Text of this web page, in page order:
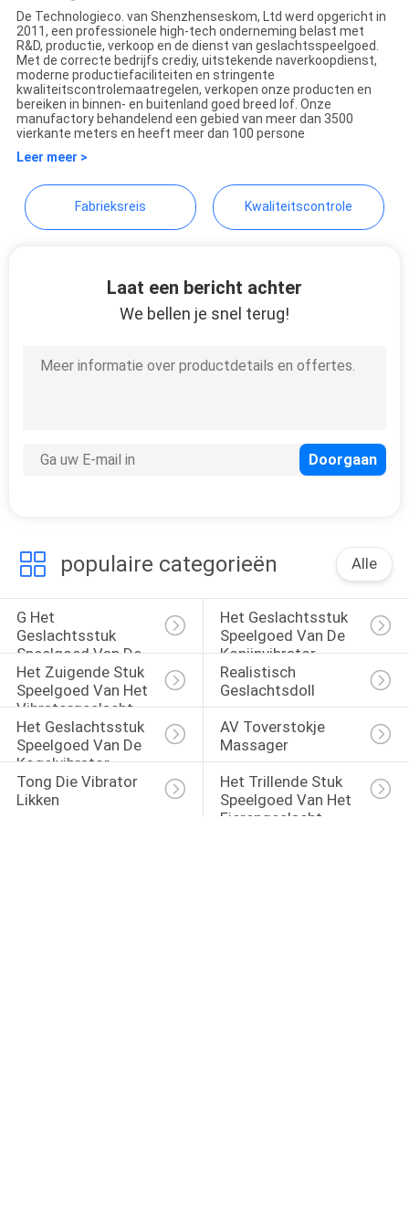
SHENZHEN SESKOM
TECHNOLOGY CO.,LTD.
De Technologieco. van Shenzhenseskom, Ltd werd opgericht in
2011, een professionele high-tech onderneming belast met
R&D, productie, verkoop en de dienst van geslachtsspeelgoed.
Met de correcte bedrijfs crediy, uitstekende naverkoopdienst,
moderne productiefaciliteiten en stringente
kwaliteitscontrolemaatregelen, verkopen onze producten en
bereiken in binnen- en buitenland goed breed lof. Onze
manufactory behandelend een gebied van meer dan 3500
vierkante meters en heeft meer dan 100 persone
Leer meer >
Fabrieksreis Kwaliteitscontrole
Laat een bericht achter
We bellen je snel terug!
populaire categorieën Alle
G Het
Geslachtsstuk
Speelgoed Van De
Vlekvibrator
Het Geslachtsstuk
Speelgoed Van De
Konijnvibrator
Het Zuigende Stuk
Speelgoed Van Het
Vibratorgeslacht
Realistisch
Geslachtsdoll
Het Geslachtsstuk
Speelgoed Van De
Kogelvibrator
AV Toverstokje
Massager
Tong Die Vibrator
Likken
Het Trillende Stuk
Speelgoed Van Het
Eierengeslacht